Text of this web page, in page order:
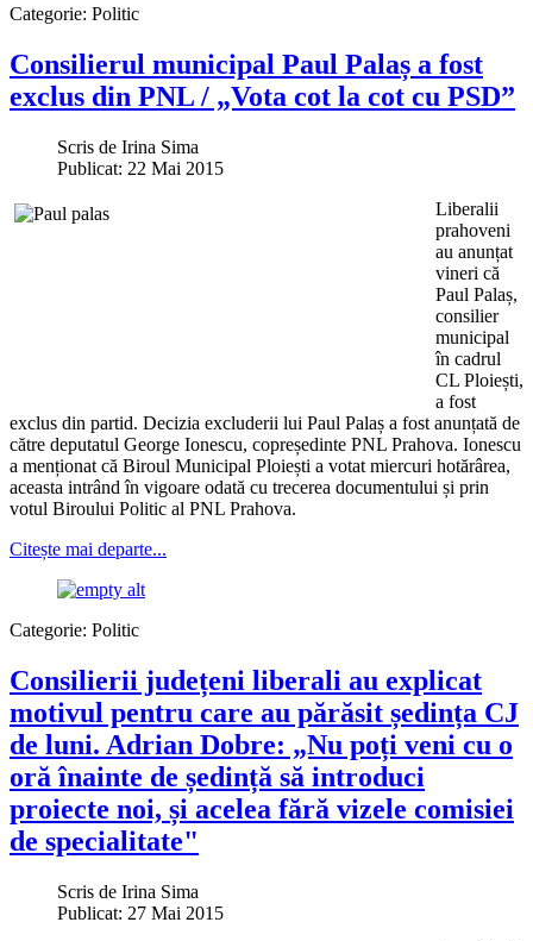
Categorie: Politic
Consilierul municipal Paul Palaș a fost
exclus din PNL / „Vota cot la cot cu PSD”
Scris de Irina Sima
Publicat: 22 Mai 2015
Liberalii
prahoveni
au anunțat
vineri că
Paul Palaș,
consilier
municipal
în cadrul
CL Ploiești,
a fost
exclus din partid. Decizia excluderii lui Paul Palaș a fost anunțată de
către deputatul George Ionescu, copreședinte PNL Prahova. Ionescu
a menționat că Biroul Municipal Ploiești a votat miercuri hotărârea,
aceasta intrând în vigoare odată cu trecerea documentului și prin
votul Biroului Politic al PNL Prahova.
Citește mai departe...
Categorie: Politic
Consilierii județeni liberali au explicat
motivul pentru care au părăsit ședința CJ
de luni. Adrian Dobre: „Nu poți veni cu o
oră înainte de ședință să introduci
proiecte noi, și acelea fără vizele comisiei
de specialitate"
Scris de Irina Sima
Publicat: 27 Mai 2015